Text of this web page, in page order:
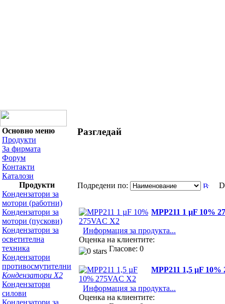
Основно меню
Продукти
За фирмата
Форум
Контакти
Каталози
Продукти
Кондензатори за
мотори (работни)
Кондензатори за
мотори (пускови)
Кондензатори за
осветителна
техника
Кондензатори
противосмутителни
Кондензатори Х2
Кондензатори
силови
Кондензатори за
Разгледай
Подредени по:
MPP211 1 µF 10%
Информация за продукта...
Оценка на клиентите:
Гласове: 0
MPP211 1,5 µF 10%
Информация за продукта...
Оценка на клиентите: